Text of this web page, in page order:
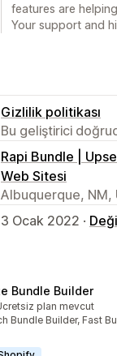
features are
Your support and
Gizlilik politikası
Bu geliştirici
Rapi Bundle |
Web Sitesi
Albuquerque, NM,
3 Ocak 2022 ·
Bundle Builder
plan mevcut
Bundle Builder, Fast